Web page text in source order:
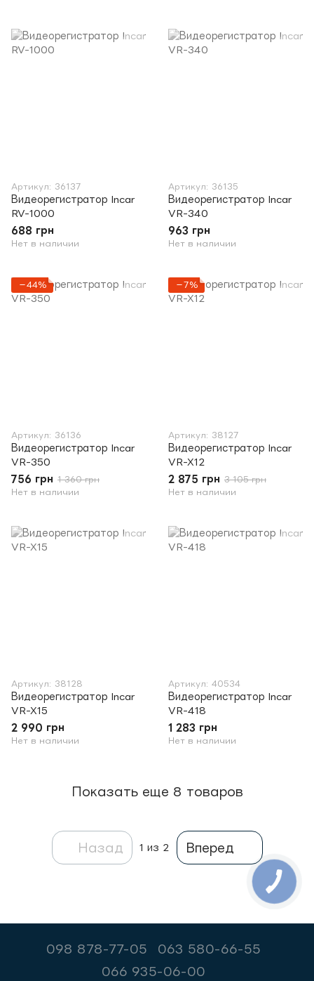
Артикул: 36137
Видеорегистратор Incar
RV-1000
688 грн
Нет в наличии
Артикул: 36135
Видеорегистратор Incar
VR-340
963 грн
Нет в наличии
−44%
Артикул: 36136
Видеорегистратор Incar
VR-350
756 грн 1 360 грн
Нет в наличии
−7%
Артикул: 38127
Видеорегистратор Incar
VR-X12
2 875 грн 3 105 грн
Нет в наличии
Артикул: 38128
Видеорегистратор Incar
VR-X15
2 990 грн
Нет в наличии
Артикул: 40534
Видеорегистратор Incar
VR-418
1 283 грн
Нет в наличии
Показать еще 8 товаров
Назад 1 из 2 Вперед
098 878-77-05
063 580-66-55
066 935-06-00